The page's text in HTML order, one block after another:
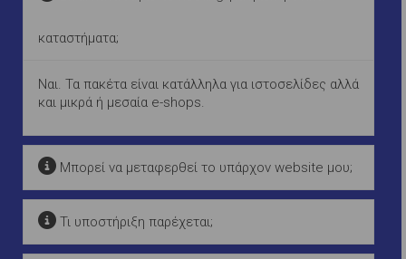
καταστήματα;
Ναι. Τα πακέτα είναι κατάλληλα για ιστοσελίδες αλλά
και μικρά ή μεσαία e-shops.
Μπορεί να μεταφερθεί το υπάρχον website μου;
Τι υποστήριξη παρέχεται;